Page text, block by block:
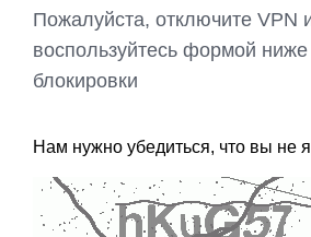
Пожалуйста, отключите VPN
воспользуйтесь формой
блокировки
Нам нужно убедиться, что вы не